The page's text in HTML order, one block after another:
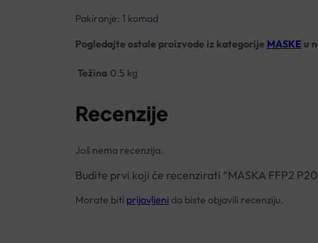
Pakiranje: 1 komad
Pogledajte ostale proizvode iz kategorije MASKE u
Težina 0.5 kg
Recenzije
Još nema recenzija.
Budite prvi koji će recenzirati “MASKA FFP2
Morate biti prijavljeni da biste objavili recenziju.